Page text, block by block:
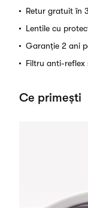
Retur gratuit în
Lentile cu
Garanție 2 ani
Filtru anti-reflex
Ce primești